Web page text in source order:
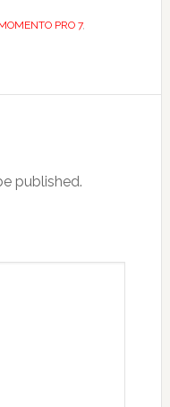
PRO 7,
published.